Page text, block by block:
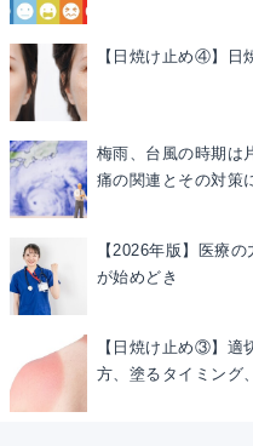
【日焼け止め④】日
梅雨、台風の時期は
痛の関連とその対策
【2026年版】医療
が始めどき
【日焼け止め③】適
方、塗るタイミング